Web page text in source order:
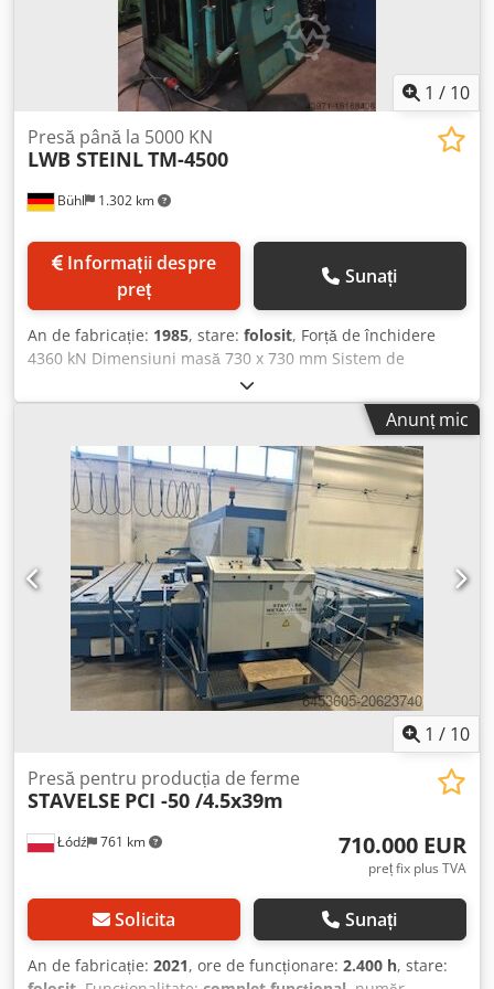
1 / 10
Bühl 1.302 km
Presă până la 5000 KN
LWB STEINLTM-4500
preț
Sunați
An de fabricație: 1985, stare: folosit, Forță de închidere
4360 kN Dimensiuni masă 730 x 730 mm Sistem de
comandă B+R Industrieelektronik Forță de retragere 190 kN
Viteză maximă de avans 60 mm/sec Viteză maximă de
retragere 90 mm/sec Dedpfx Adstqqr Eehewa Distanța
liberă între stâlpi 900 mm Putere totală instalată 30 kW
Dimensiuni utilaj (L x l x h) 3,61 x 2,1 x 3,1 m Dimensiuni
dulap electric 0,85 x 0,44 x 2,0 m Dimensiuni unitate
hidraulică 1,0 x 0,85 x 2,36 m Greutate aprox. 15 t = Presă
de vulcanizare cu unitate verticală de închidere, echipată
cu dispozitiv de ejectare a matriței și sistem de separare a
formelor
Anunț mic
1 / 10
Łódź 761 km
Presă pentru producția de ferme
STAVELSE PCI -50 /4.5x39m
710.000 EUR
preț fix plus TVA
Solicita Sunați
An de fabricație: 2021, ore de funcționare: 2.400 h, stare: